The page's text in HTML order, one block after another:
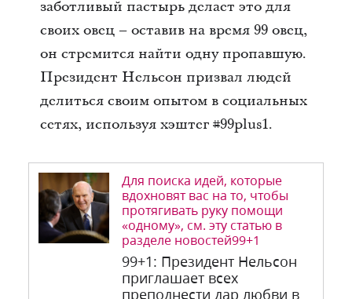
заботливый пастырь делает это для
своих овец – оставив на время 99 овец,
он стремится найти одну пропавшую.
Президент Нельсон призвал людей
делиться своим опытом в социальных
сетях, используя хэштег #99plus1.
Для поиска идей, которые
вдохновят вас на то, чтобы
протягивать руку помощи
«одному», см. эту статью в
разделе новостей99+1
99+1: Президент Нельсон
приглашает всех
преподнести дар любви в